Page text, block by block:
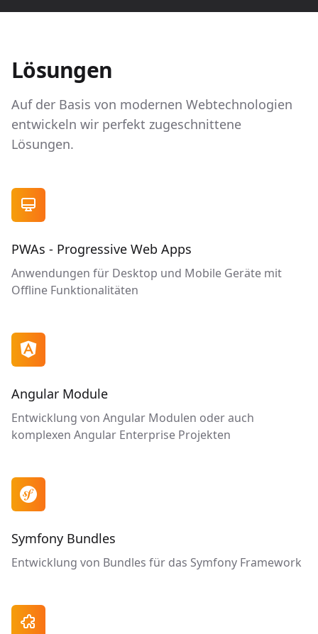
Lösungen
Auf der Basis von modernen Webtechnologien
entwickeln wir perfekt zugeschnittene
Lösungen.

PWAs - Progressive Web Apps
Anwendungen für Desktop und Mobile Geräte mit
Offline Funktionalitäten

Angular Module
Entwicklung von Angular Modulen oder auch
komplexen Angular Enterprise Projekten

Symfony Bundles
Entwicklung von Bundles für das Symfony Framework
